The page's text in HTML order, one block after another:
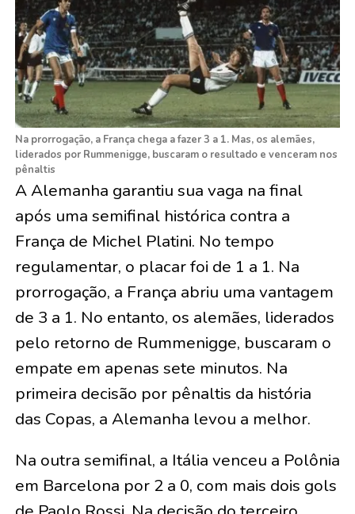
Na prorrogação, a França chega a fazer 3 a 1. Mas, os alemães,
liderados por Rummenigge, buscaram o resultado e venceram nos
pênaltis
A Alemanha garantiu sua vaga na final
após uma semifinal histórica contra a
França de Michel Platini. No tempo
regulamentar, o placar foi de 1 a 1. Na
prorrogação, a França abriu uma vantagem
de 3 a 1. No entanto, os alemães, liderados
pelo retorno de Rummenigge, buscaram o
empate em apenas sete minutos. Na
primeira decisão por pênaltis da história
das Copas, a Alemanha levou a melhor.
Na outra semifinal, a Itália venceu a Polônia
em Barcelona por 2 a 0, com mais dois gols